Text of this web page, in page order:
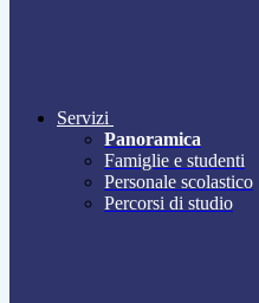
Servizi
Panoramica
Famiglie e studenti
Personale scolastico
Percorsi di studio